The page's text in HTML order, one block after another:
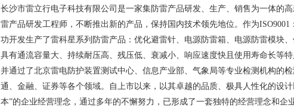
长沙市雷立行电子科技有限公司是一家集防雷产品研发、生产、销售为一体的
雷产品研发工程师，不断推出新的产品，保持国内技术领先地位。作为
功开发生产了雷科星系列防雷产品：优化避雷针、电源防雷箱、电源防雷模块
具有通流容量大、持续耐压高、残压低、衰减小、响应速度快且使用寿命长等
并通过了北京雷电防护装置测试中心、信息产业部、气象局等专业检测机构的
通、金融、证券等各个领域。自上市以来，以其卓越的品质、极具人性化的设
本”的企业经营理念，通过多年的不懈努力，已形成了一套独特的经营理念和